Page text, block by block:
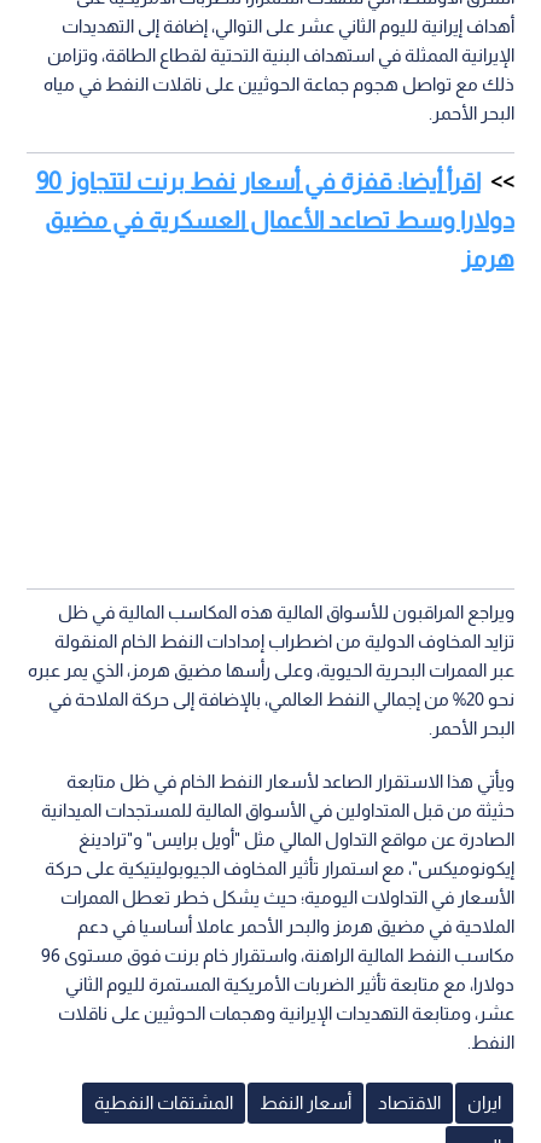
أهداف إيرانية لليوم الثاني عشر على التوالي، إضافة إلى التهديدات
الإيرانية الممثلة في استهداف البنية التحتية لقطاع الطاقة، وتزامن
ذلك مع تواصل هجوم جماعة الحوثيين على ناقلات النفط في مياه
البحر الأحمر.
اقرأ أيضا: قفزة في أسعار نفط برنت لتتجاوز 90
دولارا وسط تصاعد الأعمال العسكرية في مضيق
هرمز
ويراجع المراقبون للأسواق المالية هذه المكاسب المالية في ظل
تزايد المخاوف الدولية من اضطراب إمدادات النفط الخام المنقولة
عبر الممرات البحرية الحيوية، وعلى رأسها مضيق هرمز، الذي يمر عبره
نحو 20% من إجمالي النفط العالمي، بالإضافة إلى حركة الملاحة في
البحر الأحمر.
ويأتي هذا الاستقرار الصاعد لأسعار النفط الخام في ظل متابعة
حثيثة من قبل المتداولين في الأسواق المالية للمستجدات الميدانية
الصادرة عن مواقع التداول المالي مثل "أويل برايس" و"ترادينغ
إيكونوميكس"، مع استمرار تأثير المخاوف الجيوبوليتيكية على حركة
الأسعار في التداولات اليومية؛ حيث يشكل خطر تعطل الممرات
الملاحية في مضيق هرمز والبحر الأحمر عاملا أساسيا في دعم
مكاسب النفط المالية الراهنة، واستقرار خام برنت فوق مستوى 96
دولارا، مع متابعة تأثير الضربات الأمريكية المستمرة لليوم الثاني
عشر، ومتابعة التهديدات الإيرانية وهجمات الحوثيين على ناقلات
النفط.
ايران الاقتصاد أسعار النفط المشتقات النفطية